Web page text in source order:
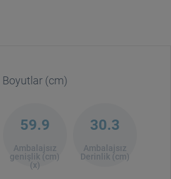
Boyutlar (cm)
59.9
Ambalajsız
genişlik (cm)
(x)
30.3
Ambalajsız
Derinlik (cm)